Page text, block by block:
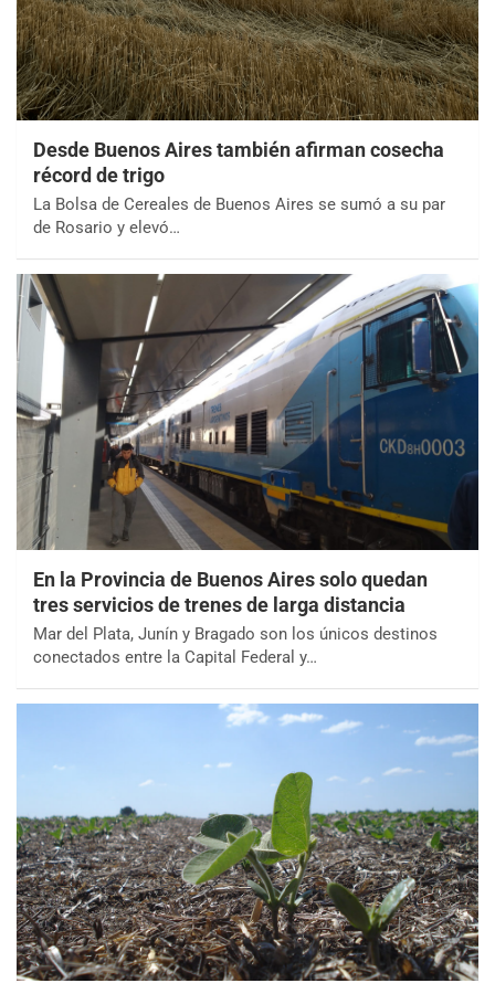
Desde Buenos Aires también afirman cosecha
récord de trigo
La Bolsa de Cereales de Buenos Aires se sumó a su par
de Rosario y elevó…
En la Provincia de Buenos Aires solo quedan
tres servicios de trenes de larga distancia
Mar del Plata, Junín y Bragado son los únicos destinos
conectados entre la Capital Federal y…